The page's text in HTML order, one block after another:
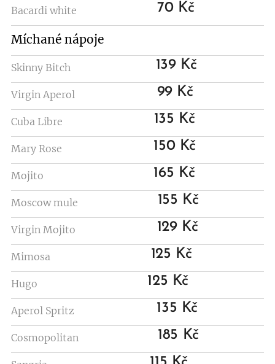
Bacardi white 70 Kč
Míchané nápoje
Skinny Bitch 139 Kč
Virgin Aperol 99 Kč
Cuba Libre 135 Kč
Mary Rose 150 Kč
Mojito 165 Kč
Moscow mule 155 Kč
Virgin Mojito 129 Kč
Mimosa 125 Kč
Hugo 125 Kč
Aperol Spritz 135 Kč
Cosmopolitan 185 Kč